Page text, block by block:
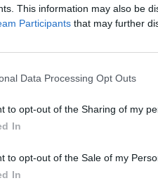
This information may also be
Participants that may further
Data Processing Opt Outs
to opt-out of the Sharing of my
In
to opt-out of the Sale of my
In